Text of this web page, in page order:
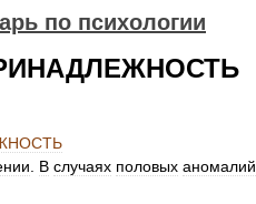
по психологии
В случаях половых аномалий